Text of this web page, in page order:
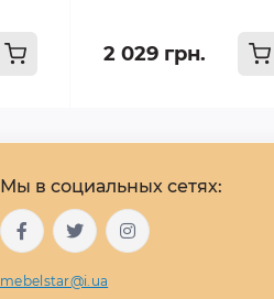
2 029 грн.
Мы в социальных сетях:
mebelstar@i.ua